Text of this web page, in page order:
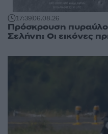
17:3906.08.26
Πρόσκρουση
Σελήνη: Οι εικόνες